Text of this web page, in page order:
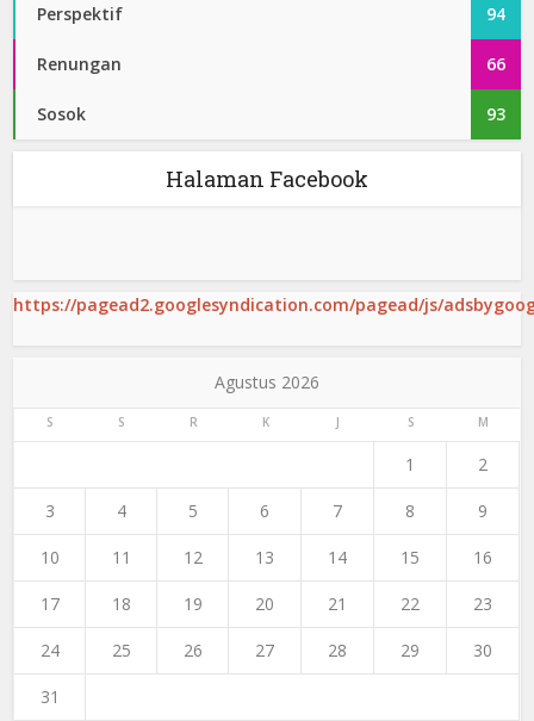
Perspektif 94
Renungan 66
Sosok 93
Halaman Facebook
https://pagead2.googlesyndication.com/pagead/js/
Agustus 2026
S S R K J S M
1 2
3 4 5 6 7 8 9
10 11 12 13 14 15 16
17 18 19 20 21 22 23
24 25 26 27 28 29 30
31